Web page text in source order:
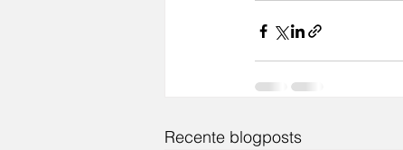
Recente blogposts